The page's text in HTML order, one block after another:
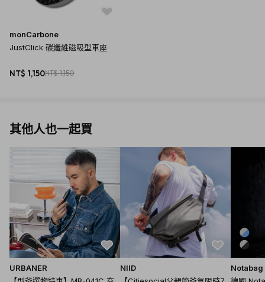
monCarbone
JustClick 碳纖維磁吸型車座
NT$ 1,150NT$ 1,150
其他人也一起買
URBANER
NIID
Notabag